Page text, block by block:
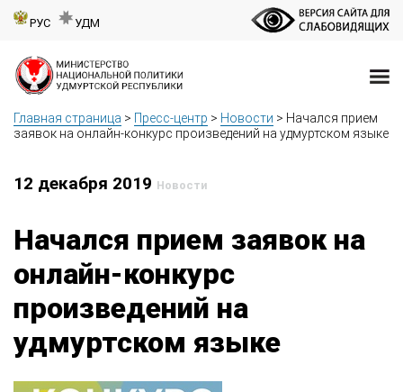
РУС УДМ
Главная страница > Пресс-центр > Новости > Начался прием
заявок на онлайн-конкурс произведений на удмуртском языке
12 декабря 2019 Новости
Начался прием заявок на
онлайн-конкурс
произведений на
удмуртском языке